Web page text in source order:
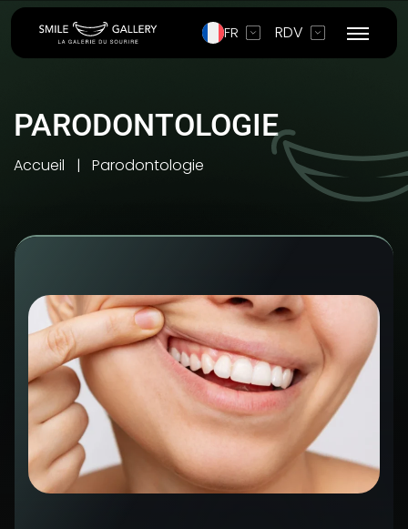
FR RDV
PARODONTOLOGIE
Accueil Parodontologie